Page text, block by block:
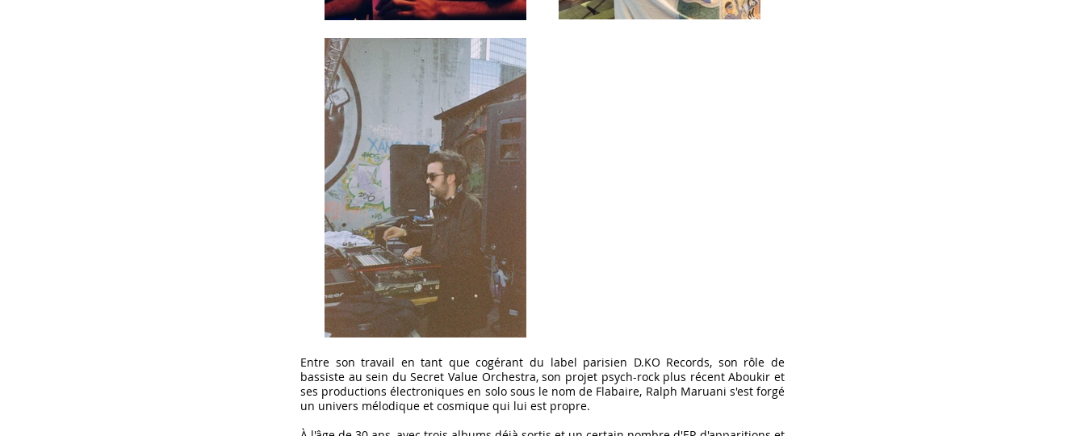
Entre son travail en tant que cogérant du label parisien D.KO Records, son rôle de
bassiste au sein du Secret Value Orchestra, son projet psych-rock plus récent Aboukir et
ses productions électroniques en solo sous le nom de Flabaire, Ralph Maruani s'est forgé
un univers mélodique et cosmique qui lui est propre.